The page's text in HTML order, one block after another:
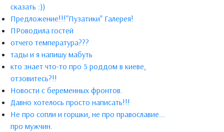
сказать :))
Предложение!!!"Пузатики" Галерея!
ПРоводила гостей
отчего температура???
тады и я напишу мабуть
кто знает что-то про 5 роддом в киеве,
отзовитесь?!!
Новости с беременных фронтов.
Давно хотелось просто написать!!!
Не про сопли и горшки, не про православие...
про мужчин.